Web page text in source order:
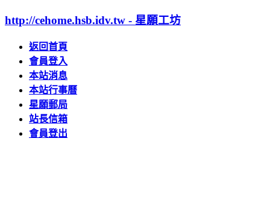
http://cehome.hsb.idv.tw - 星願工坊
返回首頁
會員登入
本站消息
本站行事曆
星願郵局
站長信箱
會員登出